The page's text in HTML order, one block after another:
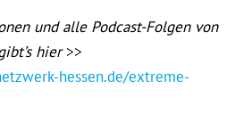
und alle Podcast-Folgen von
hier>>
hessen.de/extreme-